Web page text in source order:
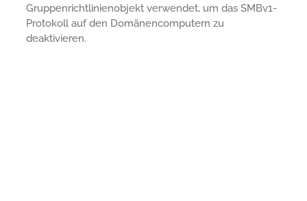
Gruppenrichtlinienobjekt verwendet, um das SMBv1-
Protokoll auf den Domänencomputern zu
deaktivieren.